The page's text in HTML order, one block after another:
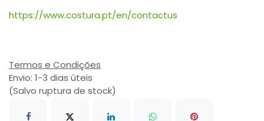
https://www.costura.pt/en/contactus
Termos e Condições
Envio: 1-3 dias úteis
(Salvo ruptura de stock)